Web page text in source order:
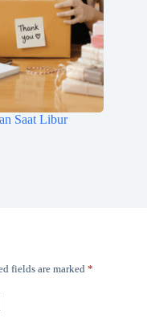
Saat Libur
fields are marked *